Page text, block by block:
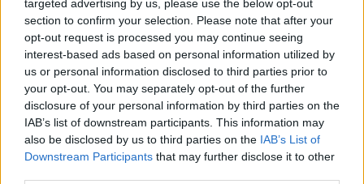
targeted advertising by us, please use the below opt-out
section to confirm your selection. Please note that after your
opt-out request is processed you may continue seeing
interest-based ads based on personal information utilized by
us or personal information disclosed to third parties prior to
your opt-out. You may separately opt-out of the further
disclosure of your personal information by third parties on the
IAB’s list of downstream participants. This information may
also be disclosed by us to third parties on the IAB’s List of
Downstream Participants that may further disclose it to other
2007 7.0
Viharsólymok
2017 8.3
Made in Abyss